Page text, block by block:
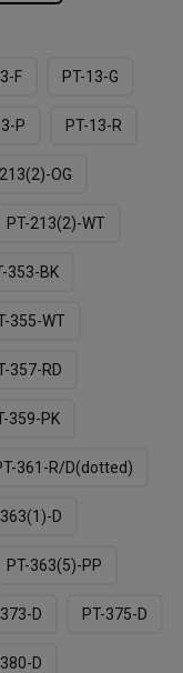
F PT-13-G
P PT-13-R
OG
PT-213(2)-WT
353-BK
355-WT
357-RD
359-PK
361-R/D(dotted)
D
PT-363(5)-PP
D PT-375-D
D